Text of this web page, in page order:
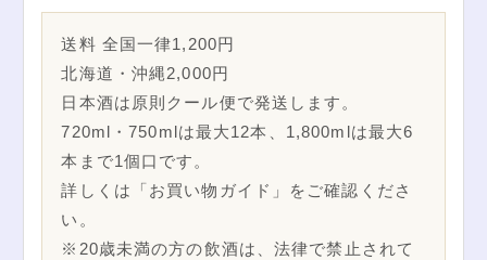
送料 全国一律1,200円
北海道・沖縄2,000円
日本酒は原則クール便で発送します。
720ml・750mlは最大12本、1,800mlは最大6
本まで1個口です。
詳しくは「お買い物ガイド」をご確認くださ
い。
※20歳未満の方の飲酒は、法律で禁止されて